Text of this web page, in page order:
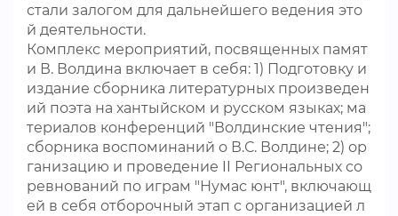
стали залогом для дальнейшего ведения это
й деятельности.
Комплекс мероприятий, посвященных памят
и В. Волдина включает в себя: 1) Подготовку и
издание сборника литературных произведен
ий поэта на хантыйском и русском языках; ма
териалов конференций "Волдинские чтения";
сборника воспоминаний о В.С. Волдине; 2) ор
ганизацию и проведение II Региональных со
ревнований по играм "Нумас юнт", включающ
ей в себя отборочный этап с организацией л